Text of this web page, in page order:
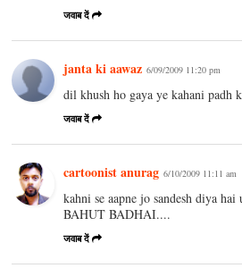
जवाब दें
janta ki aawaz 6/09/2009 11:20 pm
dil khush ho gaya ye kahani padh
जवाब दें
cartoonist anurag 6/10/2009 11:11 am
kahni se aapne jo sandesh diya
BAHUT BADHAI....
जवाब दें